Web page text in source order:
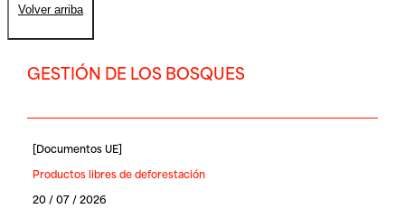
Volver arriba
GESTIÓN DE LOS BOSQUES
[Documentos UE]
Productos libres de deforestación
20 / 07 / 2026